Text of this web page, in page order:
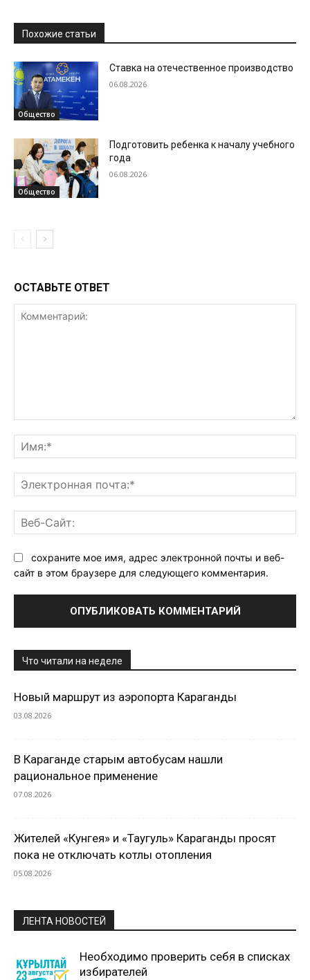
Похожие статьи
Общество
Ставка на отечественное производство
06.08.2026
Общество
Подготовить ребенка к началу учебного
года
06.08.2026
ОСТАВЬТЕ ОТВЕТ
сохраните мое имя, адрес электронной почты и веб-
сайт в этом браузере для следующего комментария.
Что читали на неделе
Новый маршрут из аэропорта Караганды
03.08.2026
В Караганде старым автобусам нашли
рациональное применение
07.08.2026
Жителей «Кунгея» и «Таугуль» Караганды просят
пока не отключать котлы отопления
05.08.2026
ЛЕНТА НОВОСТЕЙ
Необходимо проверить себя в списках
избирателей